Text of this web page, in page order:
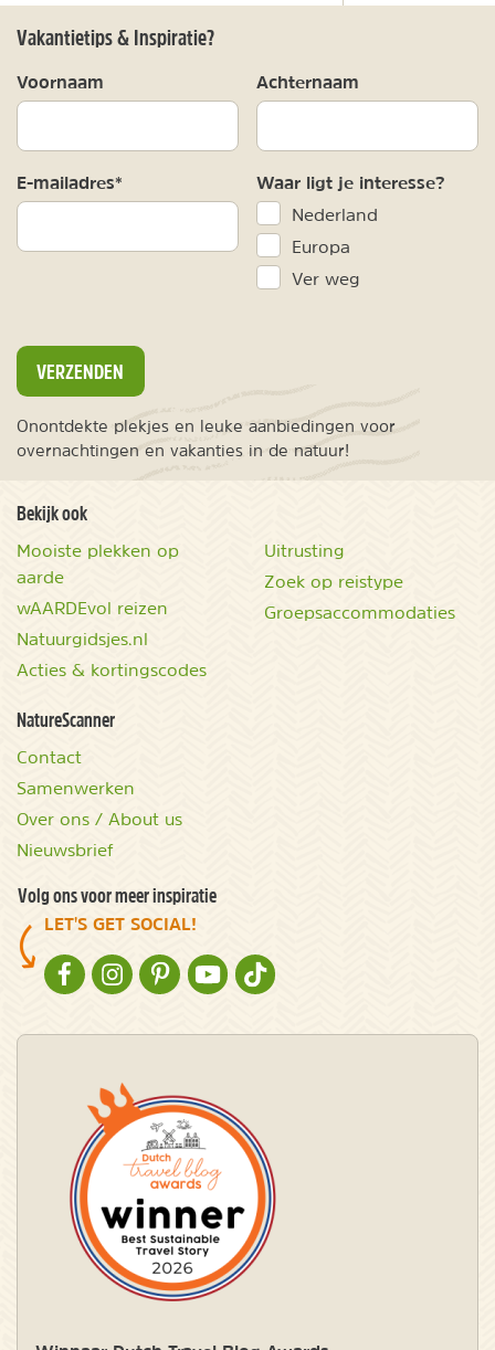
Vakantietips & Inspiratie?
Voornaam Achternaam
E-mailadres* Waar ligt je interesse?
Nederland
Europa
Ver weg
VERZENDEN
Onontdekte plekjes en leuke aanbiedingen voor
overnachtingen en vakanties in de natuur!
Bekijk ook
Mooiste plekken op
aarde
wAARDEvol reizen
Natuurgidsjes.nl
Acties & kortingscodes
Uitrusting
Zoek op reistype
Groepsaccommodaties
NatureScanner
Contact
Samenwerken
Over ons / About us
Nieuwsbrief
Volg ons voor meer inspiratie
LET'S GET SOCIAL!
NATURESCANNER OP FACEBOOK
NATURESCANNER OP INSTAGRAM
NATURESCANNER OP PINTEREST
NATURESCANNER OP YOUTUBE
NATURESCANNER OP TIKTOK